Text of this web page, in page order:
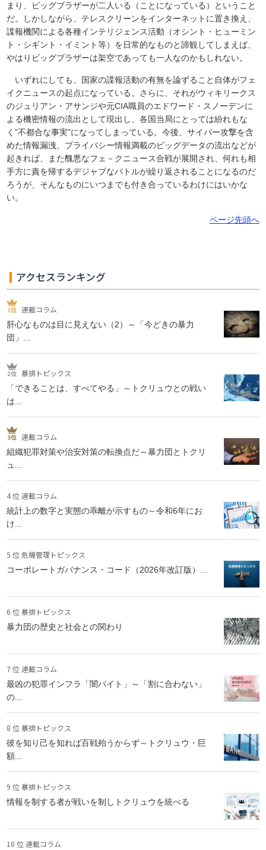
まり、ビッグブラザーが二人いる（ことになっている）ということ
だ。しかしながら、テレスクリーンをインターネットに置き換え、
諜報機関による各種インテリジェンス活動（オシント・ヒューミン
ト・シギント・イミント等）を日常的なものと諦観してしまえば、
やはりビッグブラザーは架空であっても一人なのかもしれない。
いずれにしても、国家の諜報活動の有無を論ずること自体がフェ
イクニュースの起点になっている。さらに、それがウィキリークス
のジュリアン・アサンジや元CIA職員のエドワード・スノーデンに
よる機密情報の流出として現出し、各国当局にとっては紛れもな
く”不都合な事実”になってしまっている。今後、サイバー攻撃を含
めた情報漏洩、プライバシー情報満載のビッグデータの流出などが
起きれば、また醜悪なフェ－クニュース合戦が展開され、何れも相
手方に責を帰するデジャブなバトルが繰り返されることになるのだ
ろうが、そんなものにいつまでも付き合っているわけにはいかな
い。
ページ先頭へ
アクセスランキング
連載コラム
肝心なものは目に見えない（2）～「今どきの暴力
団」...
暴排トピックス
「できることは、すべてやる」～トクリュウとの戦い
は...
連載コラム
組織犯罪対策や治安対策の転換点だ～暴力団とトクリ
ュ...
4 位 連載コラム
統計上の数字と実態の乖離が示すもの～令和6年にお
け...
5 位 危機管理トピックス
コーポレートガバナンス・コード（2026年改訂版）...
6 位 暴排トピックス
暴力団の歴史と社会との関わり
7 位 連載コラム
最凶の犯罪インフラ「闇バイト」～「割に合わない」
の...
8 位 暴排トピックス
彼を知り己を知れば百戦殆うからず～トクリュウ・巨
額...
9 位 暴排トピックス
情報を制する者が戦いを制しトクリュウを統べる
10 位 連載コラム